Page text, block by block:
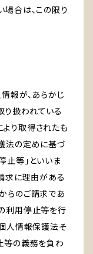
場合は、この限り
報が、あらかじ
扱われている
り取得されたも
法の定めに基づ
止等」といいま
求に理由がある
らのご請求であ
利用停止等を行
個人情報保護法そ
等の義務を負わ